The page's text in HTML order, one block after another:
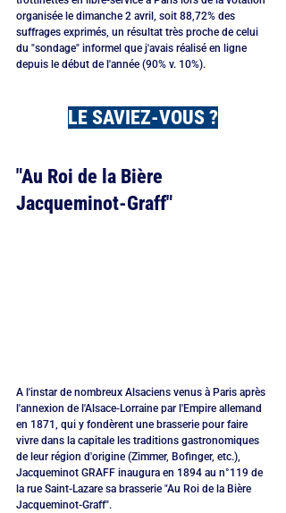
organisée le dimanche 2 avril, soit 88,72% des
suffrages exprimés, un résultat très proche de celui
du "sondage" informel que j'avais réalisé en ligne
depuis le début de l'année (90% v. 10%).
LE SAVIEZ-VOUS ?
"Au Roi de la Bière
Jacqueminot-Graff"
A l'instar de nombreux Alsaciens venus à Paris après
l'annexion de l'Alsace-Lorraine par l'Empire allemand
en 1871, qui y fondèrent une brasserie pour faire
vivre dans la capitale les traditions gastronomiques
de leur région d'origine (Zimmer, Bofinger, etc.),
Jacqueminot GRAFF inaugura en 1894 au n°119 de
la rue Saint-Lazare sa brasserie "Au Roi de la Bière
Jacqueminot-Graff".